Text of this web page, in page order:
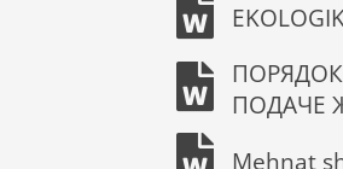
ПОДАЧЕ
Mehnat